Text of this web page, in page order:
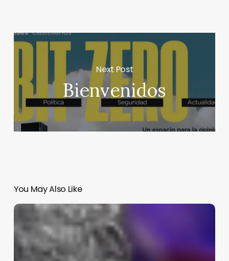
Next Post
Bienvenidos
You May Also Like
Muere
Bátiz